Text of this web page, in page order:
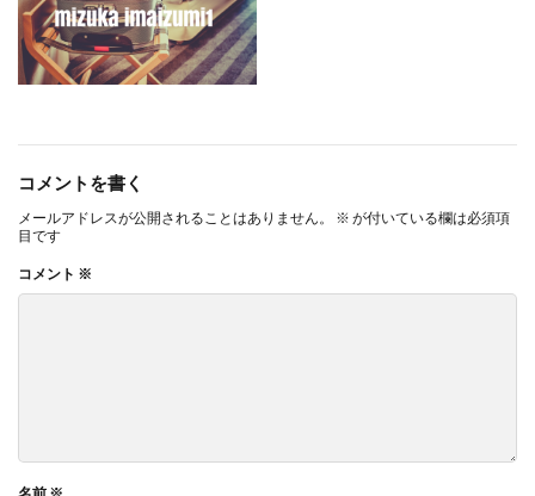
コメントを書く
メールアドレスが公開されることはありません。 ※ が付いている欄は必須項
目です
コメント ※